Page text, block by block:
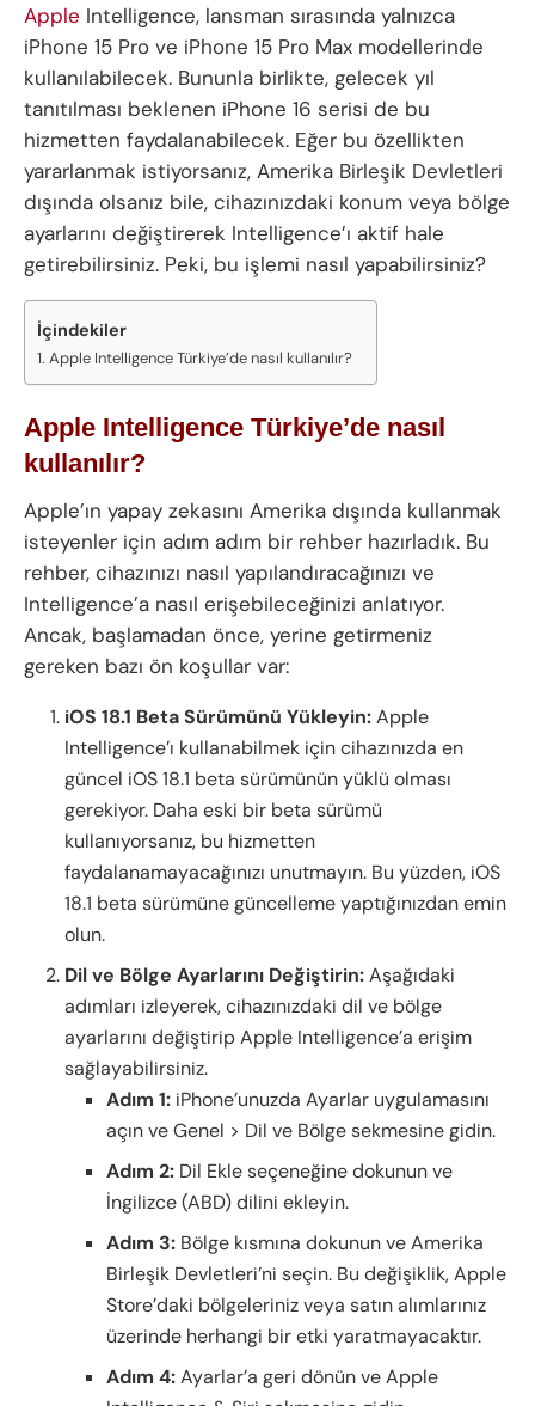
Apple Intelligence, lansman sırasında yalnızca
iPhone 15 Pro ve iPhone 15 Pro Max modellerinde
kullanılabilecek. Bununla birlikte, gelecek yıl
tanıtılması beklenen iPhone 16 serisi de bu
hizmetten faydalanabilecek. Eğer bu özellikten
yararlanmak istiyorsanız, Amerika Birleşik Devletleri
dışında olsanız bile, cihazınızdaki konum veya bölge
ayarlarını değiştirerek Intelligence’ı aktif hale
getirebilirsiniz. Peki, bu işlemi nasıl yapabilirsiniz?
İçindekiler
Apple Intelligence Türkiye’de nasıl kullanılır?
Apple Intelligence Türkiye’de nasıl
kullanılır?
Apple’ın yapay zekasını Amerika dışında kullanmak
isteyenler için adım adım bir rehber hazırladık. Bu
rehber, cihazınızı nasıl yapılandıracağınızı ve
Intelligence’a nasıl erişebileceğinizi anlatıyor.
Ancak, başlamadan önce, yerine getirmeniz
gereken bazı ön koşullar var:
iOS 18.1 Beta Sürümünü Yükleyin:Apple
Intelligence’ı kullanabilmek için cihazınızda en
güncel iOS 18.1 beta sürümünün yüklü olması
gerekiyor. Daha eski bir beta sürümü
kullanıyorsanız, bu hizmetten
faydalanamayacağınızı unutmayın. Bu yüzden, iOS
18.1 beta sürümüne güncelleme yaptığınızdan emin
olun.
Dil ve Bölge Ayarlarını Değiştirin:Aşağıdaki
adımları izleyerek, cihazınızdaki dil ve bölge
ayarlarını değiştirip Apple Intelligence’a erişim
sağlayabilirsiniz.
Adım 1:iPhone’unuzda Ayarlar uygulamasını
açın ve Genel > Dil ve Bölge sekmesine gidin.
Adım 2:Dil Ekle seçeneğine dokunun ve
İngilizce (ABD) dilini ekleyin.
Adım 3:Bölge kısmına dokunun ve Amerika
Birleşik Devletleri’ni seçin. Bu değişiklik, Apple
Store’daki bölgeleriniz veya satın alımlarınız
üzerinde herhangi bir etki yaratmayacaktır.
Adım 4:Ayarlar’a geri dönün ve Apple